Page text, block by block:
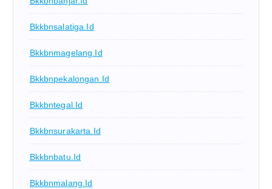
Bkkbnsalatiga.id
Bkkbnmagelang.id
Bkkbnpekalongan.id
Bkkbntegal.id
Bkkbnsurakarta.id
Bkkbnbatu.id
Bkkbnmalang.id